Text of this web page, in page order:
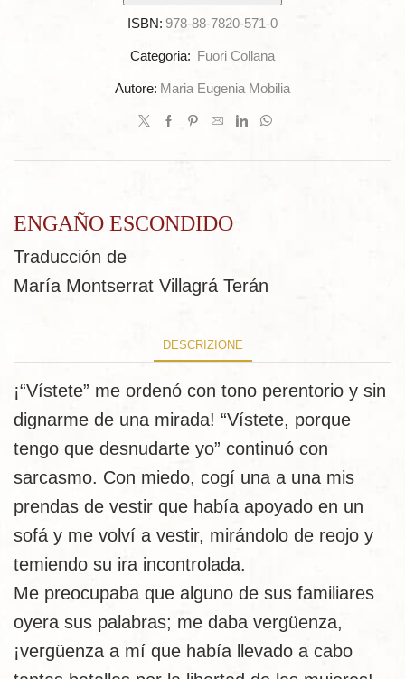
ISBN: 978-88-7820-571-0
Categoria: Fuori Collana
Autore: Maria Eugenia Mobilia
ENGAÑO ESCONDIDO
Traducción de
María Montserrat Villagrá Terán
DESCRIZIONE
¡“Vístete” me ordenó con tono perentorio y sin
dignarme de una mirada! “Vístete, porque
tengo que desnudarte yo” continuó con
sarcasmo. Con miedo, cogí una a una mis
prendas de vestir que había apoyado en un
sofá y me volví a vestir, mirándolo de reojo y
temiendo su ira incontrolada.
Me preocupaba que alguno de sus familiares
oyera sus palabras; me daba vergüenza,
¡vergüenza a mí que había llevado a cabo